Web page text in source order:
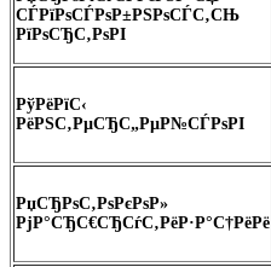
СЃРїРѕСЃРѕР±РЅРѕСЃС‚СЊ
РїРѕСЂС‚РѕРІ
РўРёРїС‹
РёРЅС‚РµСЂС„РµР№СЃРѕРІ
РџСЂРѕС‚РѕРєРѕР»
РјР°СЂС€СЂСѓС‚РёР·Р°С†РёРё